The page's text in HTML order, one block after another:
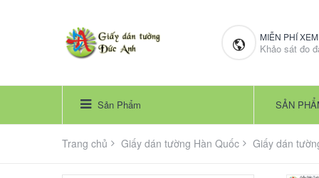
MIỄN PHÍ
Khảo sát đo
Sản Phẩm SẢN
Trang chủ Giấy dán tường Hàn Quốc Giấy dán